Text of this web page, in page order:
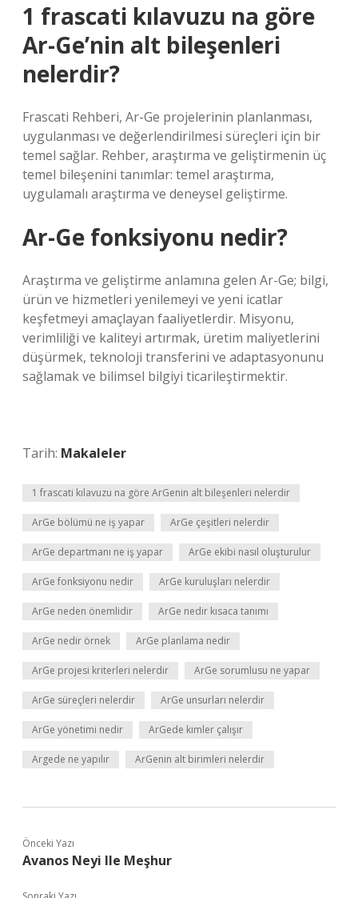
1 frascati kılavuzu na göre
Ar-Ge’nin alt bileşenleri
nelerdir?
Frascati Rehberi, Ar-Ge projelerinin planlanması,
uygulanması ve değerlendirilmesi süreçleri için bir
temel sağlar. Rehber, araştırma ve geliştirmenin üç
temel bileşenini tanımlar: temel araştırma,
uygulamalı araştırma ve deneysel geliştirme.
Ar-Ge fonksiyonu nedir?
Araştırma ve geliştirme anlamına gelen Ar-Ge; bilgi,
ürün ve hizmetleri yenilemeyi ve yeni icatlar
keşfetmeyi amaçlayan faaliyetlerdir. Misyonu,
verimliliği ve kaliteyi artırmak, üretim maliyetlerini
düşürmek, teknoloji transferini ve adaptasyonunu
sağlamak ve bilimsel bilgiyi ticarileştirmektir.
Tarih: Makaleler
1 frascati kılavuzu na göre ArGenin alt bileşenleri nelerdir
ArGe bölümü ne iş yapar ArGe çeşitleri nelerdir
ArGe departmanı ne iş yapar ArGe ekibi nasıl oluşturulur
ArGe fonksiyonu nedir ArGe kuruluşları nelerdir
ArGe neden önemlidir ArGe nedir kısaca tanımı
ArGe nedir örnek ArGe planlama nedir
ArGe projesi kriterleri nelerdir ArGe sorumlusu ne yapar
ArGe süreçleri nelerdir ArGe unsurları nelerdir
ArGe yönetimi nedir ArGede kimler çalışır
Argede ne yapılır ArGenin alt birimleri nelerdir
Önceki Yazı
Avanos Neyi Ile Meşhur